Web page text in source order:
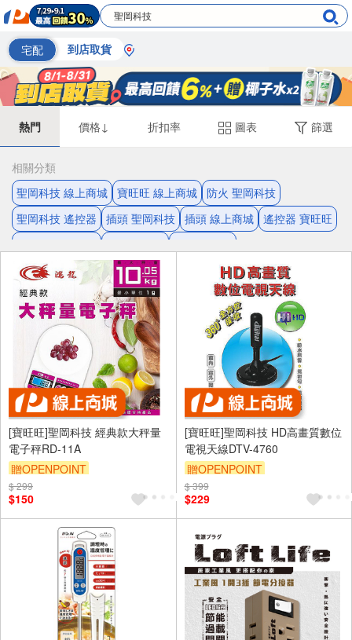
宅配 到店取貨
熱門 價格↓ 折扣率 圖表 篩選
相關分類
聖岡科技 線上商城 寶旺旺 線上商城 防火 聖岡科技
聖岡科技 遙控器
插頭 聖岡科技 插頭 線上商城 遙控器 寶旺旺
[寶旺旺]聖岡科技 經典款大秤量
電子秤RD-11A
贈OPENPOINT
$ 299
$150
[寶旺旺]聖岡科技 HD高畫質數位
電視天線DTV-4760
贈OPENPOINT
$ 399
$229